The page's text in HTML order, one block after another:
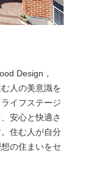
Design，
人の美意識を
イフステージ
安心と快適さ
住む人が自分
の住まいをセ